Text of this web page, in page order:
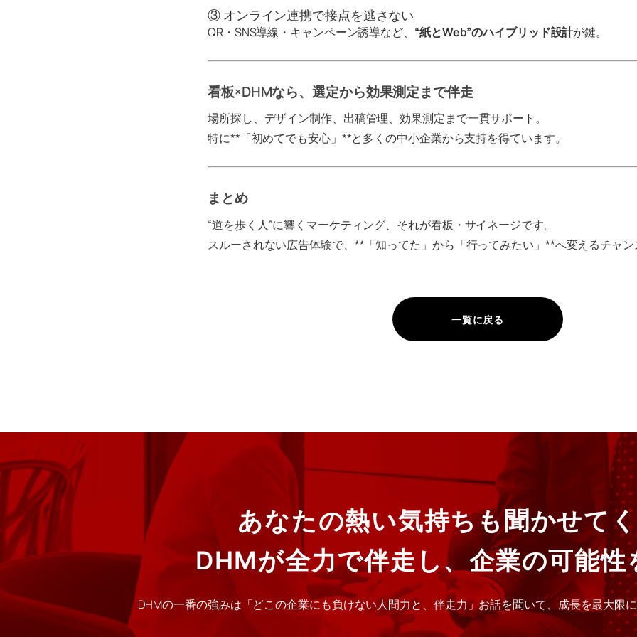
③ オンライン連携で接点を逃さない
QR・SNS導線・キャンペーン誘導など、 “紙とWeb”のハイブリッド設計が鍵。
看板×DHMなら、選定から効果測定まで伴走
場所探し、デザイン制作、出稿管理、効果測定まで一貫サポート。
特に**「初めてでも安心」**と多くの中小企業から支持を得ています。
まとめ
“道を歩く人”に響くマーケティング、それが看板・サイネージです。
スルーされない広告体験で、**「知ってた」から「行ってみたい」**へ変えるチャン
一覧に戻る
あなたの熱い気持ちも聞かせて
DHMが全力で伴走し、企業の可能性
DHMの一番の強みは「どこの企業にも負けない人間力と、伴走力」お話を聞いて、成長を最大限